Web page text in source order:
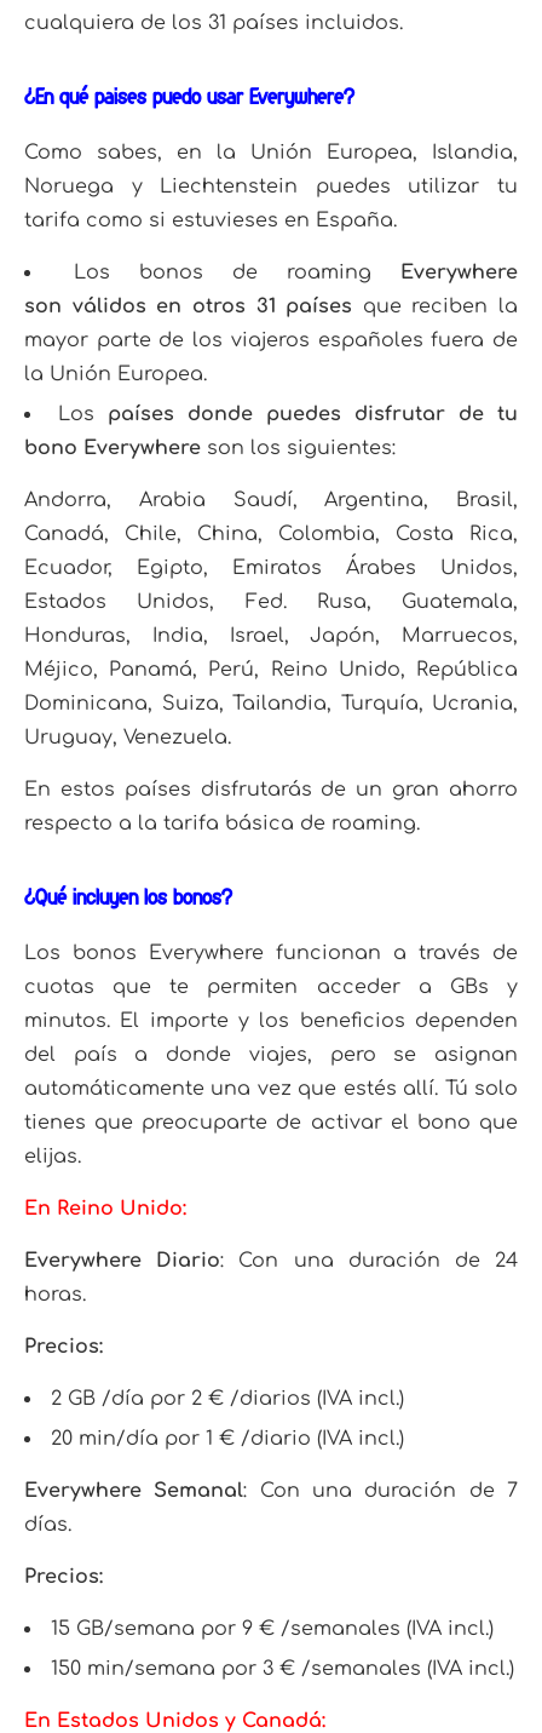
cualquiera de los 31 países incluidos.
¿En qué países puedo usar Everywhere?
Como sabes, en la Unión Europea, Islandia,
Noruega y Liechtenstein puedes utilizar tu
tarifa como si estuvieses en España.
Los bonos de roaming Everywhere
son válidos en otros 31 países que reciben la
mayor parte de los viajeros españoles fuera de
la Unión Europea.
Los países donde puedes disfrutar de tu
bono Everywhere son los siguientes:
Andorra, Arabia Saudí, Argentina, Brasil,
Canadá, Chile, China, Colombia, Costa Rica,
Ecuador, Egipto, Emiratos Árabes Unidos,
Estados Unidos, Fed. Rusa, Guatemala,
Honduras, India, Israel, Japón, Marruecos,
Méjico, Panamá, Perú, Reino Unido, República
Dominicana, Suiza, Tailandia, Turquía, Ucrania,
Uruguay, Venezuela.
En estos países disfrutarás de un gran ahorro
respecto a la tarifa básica de roaming.
¿Qué incluyen los bonos?
Los bonos Everywhere funcionan a través de
cuotas que te permiten acceder a GBs y
minutos. El importe y los beneficios dependen
del país a donde viajes, pero se asignan
automáticamente una vez que estés allí. Tú solo
tienes que preocuparte de activar el bono que
elijas.
En Reino Unido:
Everywhere Diario: Con una duración de 24
horas.
Precios:
2 GB /día por 2 € /diarios (IVA incl.)
20 min/día por 1 € /diario (IVA incl.)
Everywhere Semanal: Con una duración de 7
días.
Precios:
15 GB/semana por 9 € /semanales (IVA incl.)
150 min/semana por 3 € /semanales (IVA incl.)
En Estados Unidos y Canadá: